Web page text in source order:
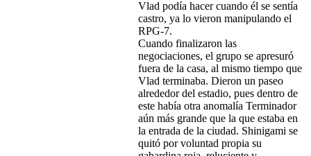
Vlad podía hacer cuando él se sentía
castro, ya lo vieron manipulando el
RPG-7.
Cuando finalizaron las
negociaciones, el grupo se apresuró
fuera de la casa, al mismo tiempo que
Vlad terminaba. Dieron un paseo
alrededor del estadio, pues dentro de
este había otra anomalía Terminador
aún más grande que la que estaba en
la entrada de la ciudad. Shinigami se
quitó por voluntad propia su